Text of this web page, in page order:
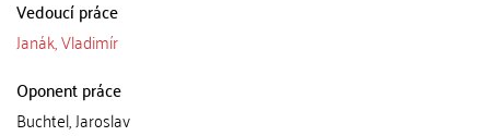
Vedoucí práce
Janák, Vladimír
Oponent práce
Buchtel, Jaroslav